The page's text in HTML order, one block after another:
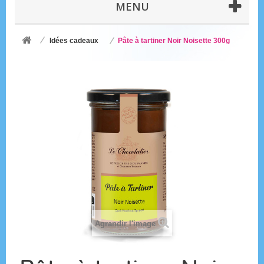
MENU
Idées cadeaux Pâte à tartiner Noir Noisette 300g
Agrandir l'image